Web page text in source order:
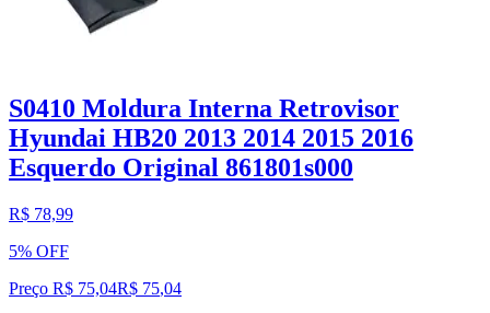
S0410 Moldura Interna Retrovisor
Hyundai HB20 2013 2014 2015 2016
Esquerdo Original 861801s000
R$ 78,99
5% OFF
Preço R$ 75,04R$ 75,04